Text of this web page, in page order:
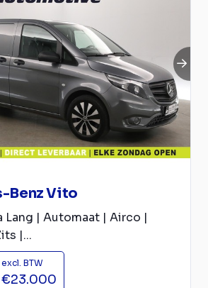
Benz Vito
Lang | Automaat | Airco |
|...
excl. BTW
€23.000